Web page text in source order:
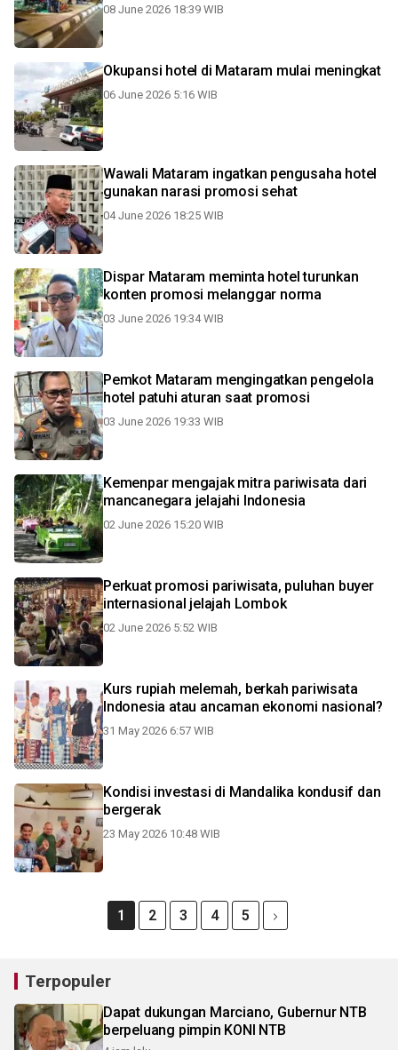
08 June 2026 18:39 WIB
Okupansi hotel di Mataram mulai meningkat
06 June 2026 5:16 WIB
Wawali Mataram ingatkan pengusaha hotel
gunakan narasi promosi sehat
04 June 2026 18:25 WIB
Dispar Mataram meminta hotel turunkan
konten promosi melanggar norma
03 June 2026 19:34 WIB
Pemkot Mataram mengingatkan pengelola
hotel patuhi aturan saat promosi
03 June 2026 19:33 WIB
Kemenpar mengajak mitra pariwisata dari
mancanegara jelajahi Indonesia
02 June 2026 15:20 WIB
Perkuat promosi pariwisata, puluhan buyer
internasional jelajah Lombok
02 June 2026 5:52 WIB
Kurs rupiah melemah, berkah pariwisata
Indonesia atau ancaman ekonomi nasional?
31 May 2026 6:57 WIB
Kondisi investasi di Mandalika kondusif dan
bergerak
23 May 2026 10:48 WIB
1 2 3 4 5
Terpopuler
Dapat dukungan Marciano, Gubernur NTB
berpeluang pimpin KONI NTB